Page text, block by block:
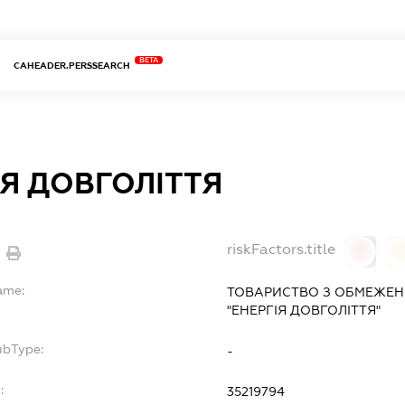
CAHEADER.PERSSEARCH
BETA
ДОВГОЛІТТЯ
riskFactors.title
ТОВАРИСТВО З
"ЕНЕРГІЯ ДОВГОЛІТТЯ"
-
35219794